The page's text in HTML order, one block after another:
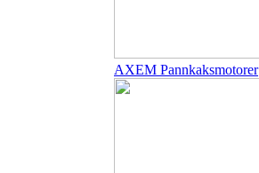
AXEM Pannkaksmotorer